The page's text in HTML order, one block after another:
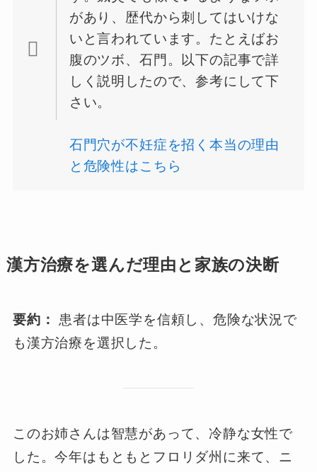
があり、歴代から刺してはいけな
いと言われています。たとえばお
腹のツボ、石門。以下の記事で詳
しく説明したので、参考にして下
さい。
石門穴が不妊症を招く本当の理由
と危険性はこちら
漢方治療を選んだ理由と家族の決断
要約：
患者は中医学を信頼し、危険な状況で
も漢方治療を選択した。
このお姉さんは智慧があって、冷静な女性で
した。今年はもともとフロリダ州に来て、ニ